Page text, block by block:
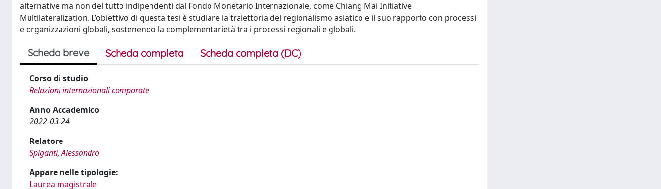
alternative ma non del tutto indipendenti dal Fondo Monetario Internazionale, come Chiang Mai Initiative
Multilateralization. L’obiettivo di questa tesi è studiare la traiettoria del regionalismo asiatico e il suo rapporto con processi
e organizzazioni globali, sostenendo la complementarietà tra i processi regionali e globali.
Scheda breve Scheda completa Scheda completa (DC)
Corso di studio
Relazioni internazionali comparate
Anno Accademico
2022-03-24
Relatore
Spiganti, Alessandro
Appare nelle tipologie:
Laurea magistrale